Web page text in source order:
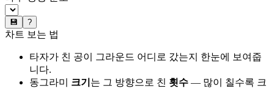
💾 ?
차트 보는 법
타자가 친 공이 그라운드 어디로 갔는지 한눈에 보여줍
니다.
동그라미 크기 는 그 방향으로 친 횟수 — 많이 칠수록 크